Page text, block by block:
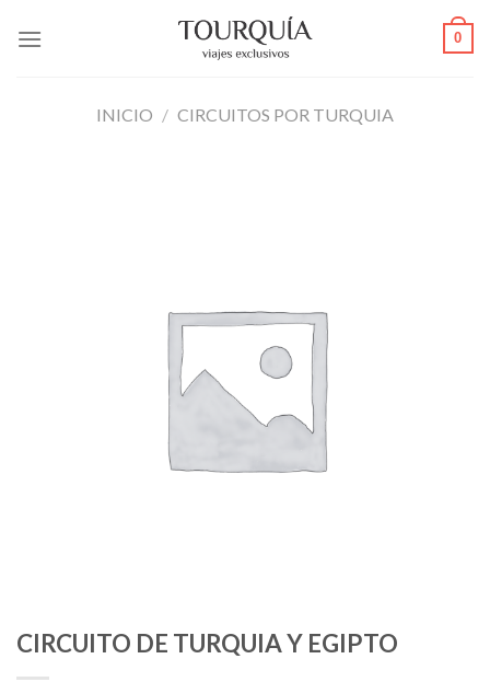
0
INICIO / CIRCUITOS POR TURQUIA
CIRCUITO DE TURQUIA Y EGIPTO